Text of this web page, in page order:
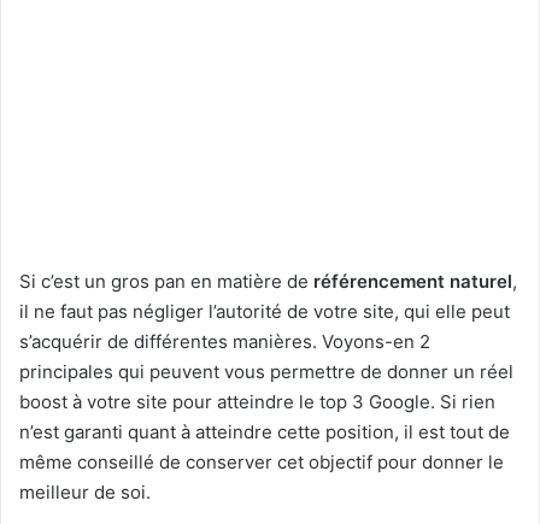
Si c’est un gros pan en matière de référencement naturel,
il ne faut pas négliger l’autorité de votre site, qui elle peut
s’acquérir de différentes manières. Voyons-en 2
principales qui peuvent vous permettre de donner un réel
boost à votre site pour atteindre le top 3 Google. Si rien
n’est garanti quant à atteindre cette position, il est tout de
même conseillé de conserver cet objectif pour donner le
meilleur de soi.